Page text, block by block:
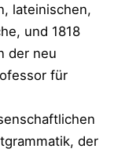
lateinischen,
und 1818
der neu
für
der